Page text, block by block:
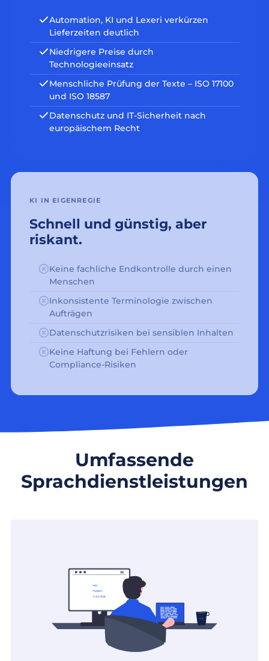
Automation, KI und Lexeri verkürzen
Lieferzeiten deutlich
Niedrigere Preise durch
Technologieeinsatz
Menschliche Prüfung der Texte – ISO 17100
und ISO 18587
Datenschutz und IT-Sicherheit nach
europäischem Recht
KI IN EIGENREGIE
Schnell und günstig, aber
riskant.
Keine fachliche Endkontrolle durch einen
Menschen
Inkonsistente Terminologie zwischen
Aufträgen
Datenschutzrisiken bei sensiblen Inhalten
Keine Haftung bei Fehlern oder
Compliance-Risiken
Umfassende
Sprachdienstleistungen